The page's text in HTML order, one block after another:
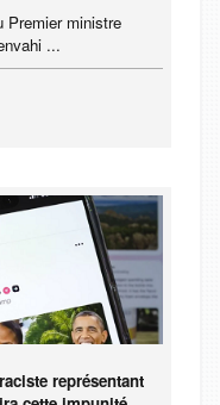
Premier ministre
...
représentant